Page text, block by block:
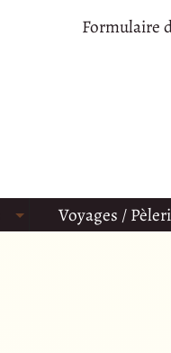
Formulaire
Voyages /